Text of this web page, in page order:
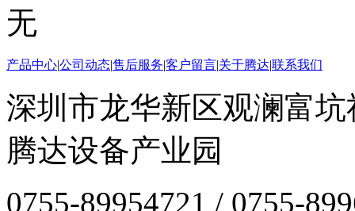
无
产品中心|公司动态|售后服务|客户留言|关于腾达|联系我们
深圳市龙华新区观澜富
腾达设备产业园
0755-89954721 / 0755-